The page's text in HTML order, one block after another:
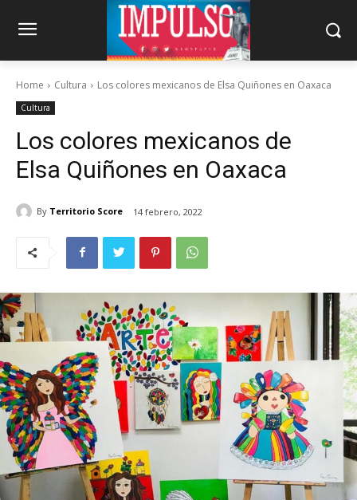
Home Cultura Los colores mexicanos de Elsa Quiñones en Oaxaca
Cultura
Los colores mexicanos de
Elsa Quiñones en Oaxaca
By Territorio Score 14 febrero, 2022